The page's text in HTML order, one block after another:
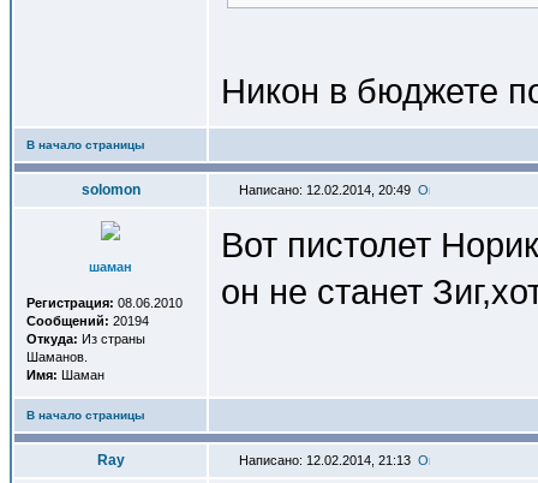
Никон в бюджете
В начало страницы
solomon Написано: 12.02.2014, 20:49
шаман
Регистрация: 08.06.2010
Сообщений: 20194
Откуда: Из страны
Шаманов.
Имя: Шаман
Вот пистолет
он не станет
В начало страницы
Ray Написано: 12.02.2014, 21:13